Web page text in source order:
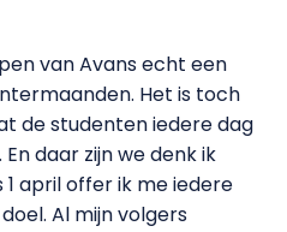
van Avans echt een
Het is toch
de studenten iedere dag
daar zijn we denk ik
1 april offer ik me iedere
Al mijn volgers